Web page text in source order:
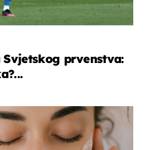
prvenstva: